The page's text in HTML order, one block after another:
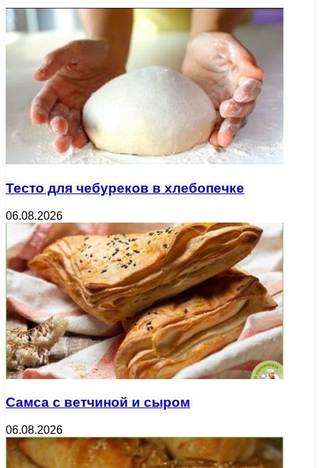
Тесто для чебуреков в хлебопечке
06.08.2026
Самса с ветчиной и сыром
06.08.2026